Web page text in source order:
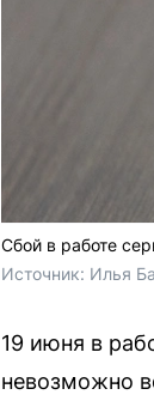
Сбой в работе
Источник: Илья
19 июня в
невозможно